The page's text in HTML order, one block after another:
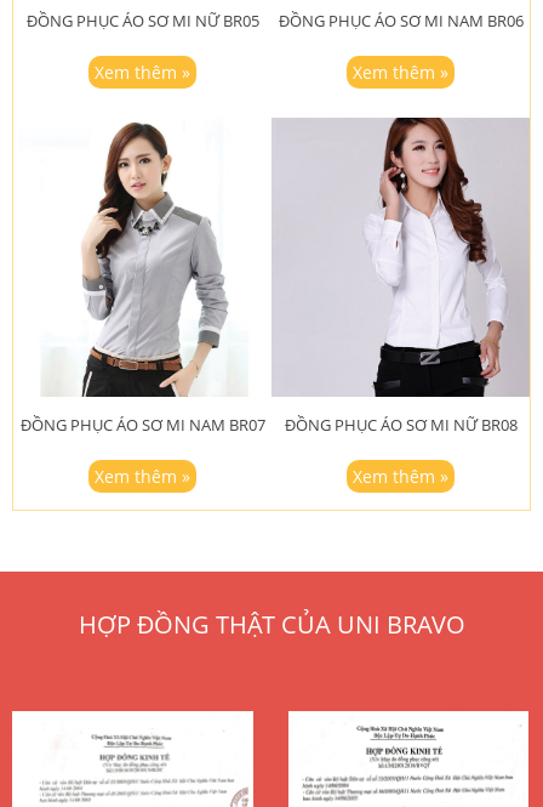
ĐỒNG PHỤC ÁO SƠ MI NỮ BR05
Xem thêm »
ĐỒNG PHỤC ÁO SƠ MI NAM BR06
Xem thêm »
ĐỒNG PHỤC ÁO SƠ MI NAM BR07
Xem thêm »
ĐỒNG PHỤC ÁO SƠ MI NỮ BR08
Xem thêm »
HỢP ĐỒNG THẬT CỦA UNI BRAVO